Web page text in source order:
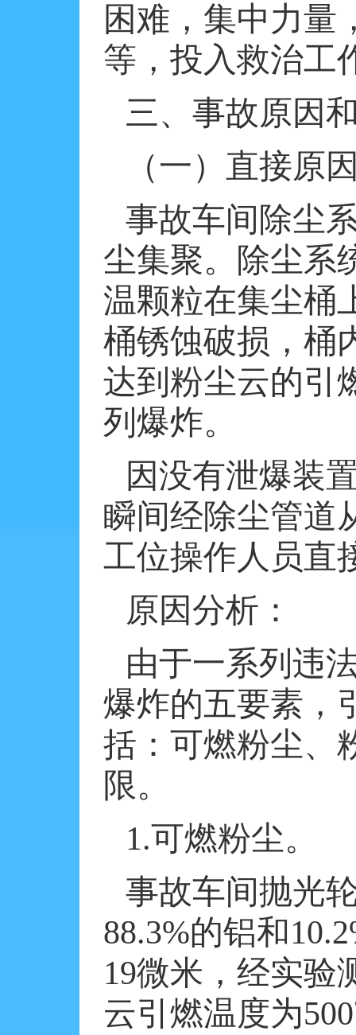
困难，集中力量
等，投入救治工
三、事故原因
（一）直接原
事故车间除尘
尘集聚。除尘系
温颗粒在集尘桶
桶锈蚀破损，桶
达到粉尘云的引
列爆炸。
因没有泄爆装
瞬间经除尘管道
工位操作人员直
原因分析：
由于一系列违
爆炸的五要素，
括：可燃粉尘、
限。
1.可燃粉尘。
事故车间抛光
88.3%的铝和
19微米，经实验
云引燃温度为500